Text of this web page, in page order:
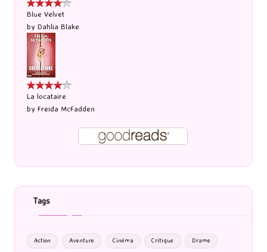
Blue Velvet
by Dahlia Blake
La locataire
by Freida McFadden
Tags
Action Aventure Cinéma Critique Drame